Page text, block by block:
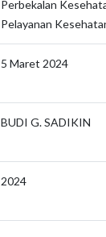
Perbekalan
Pelayanan
5 Maret 2024
BUDI G. SADIKIN
2024